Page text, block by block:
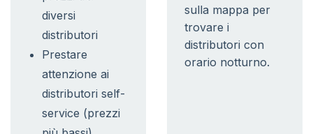
diversi
distributori
Prestare
attenzione ai
distributori self-
service (prezzi
sulla mappa per
trovare i
distributori con
orario notturno.